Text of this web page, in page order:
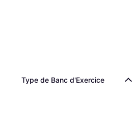
Type de Banc d'Exercice